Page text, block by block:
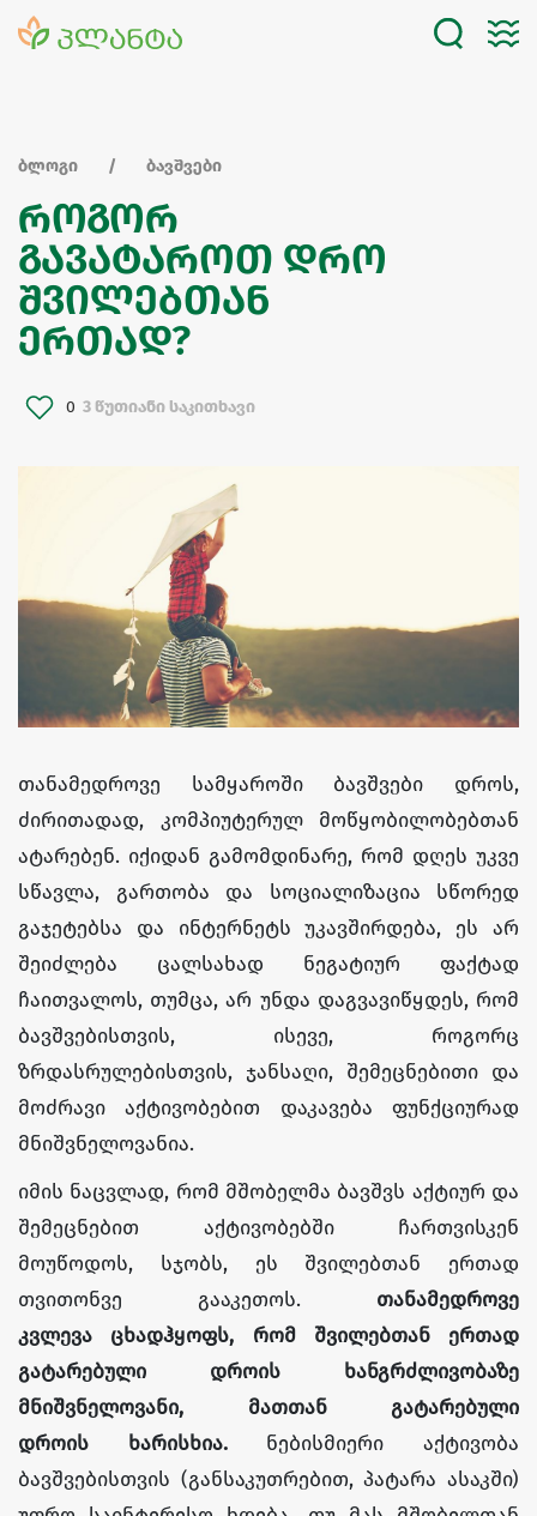
ბლოგი ბავშვები
როგორ
გავატაროთ დრო
შვილებთან
ერთად?
0 3 წუთიანი საკითხავი
თანამედროვე სამყაროში ბავშვები დროს,
ძირითადად, კომპიუტერულ მოწყობილობებთან
ატარებენ. იქიდან გამომდინარე, რომ დღეს უკვე
სწავლა, გართობა და სოციალიზაცია სწორედ
გაჯეტებსა და ინტერნეტს უკავშირდება, ეს არ
შეიძლება ცალსახად ნეგატიურ ფაქტად
ჩაითვალოს, თუმცა, არ უნდა დაგვავიწყდეს, რომ
ბავშვებისთვის, ისევე, როგორც
ზრდასრულებისთვის, ჯანსაღი, შემეცნებითი და
მოძრავი აქტივობებით დაკავება ფუნქციურად
მნიშვნელოვანია.
იმის ნაცვლად, რომ მშობელმა ბავშვს აქტიურ და
შემეცნებით აქტივობებში ჩართვისკენ
მოუწოდოს, სჯობს, ეს შვილებთან ერთად
თვითონვე გააკეთოს. თანამედროვე
კვლევა ცხადჰყოფს, რომ შვილებთან ერთად
გატარებული დროის ხანგრძლივობაზე
მნიშვნელოვანი, მათთან გატარებული
დროის ხარისხია. ნებისმიერი აქტივობა
ბავშვებისთვის (განსაკუთრებით, პატარა ასაკში)